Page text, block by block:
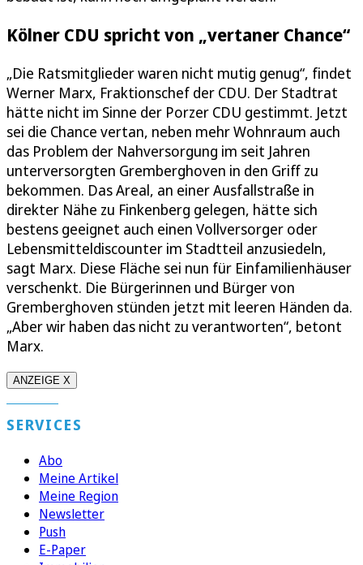
Kölner CDU spricht von „vertaner Chance“
„Die Ratsmitglieder waren nicht mutig genug“, findet
Werner Marx, Fraktionschef der CDU. Der Stadtrat
hätte nicht im Sinne der Porzer CDU gestimmt. Jetzt
sei die Chance vertan, neben mehr Wohnraum auch
das Problem der Nahversorgung im seit Jahren
unterversorgten Gremberghoven in den Griff zu
bekommen. Das Areal, an einer Ausfallstraße in
direkter Nähe zu Finkenberg gelegen, hätte sich
bestens geeignet auch einen Vollversorger oder
Lebensmitteldiscounter im Stadtteil anzusiedeln,
sagt Marx. Diese Fläche sei nun für Einfamilienhäuser
verschenkt. Die Bürgerinnen und Bürger von
Gremberghoven stünden jetzt mit leeren Händen da.
„Aber wir haben das nicht zu verantworten“, betont
Marx.
ANZEIGE X
SERVICES
Abo
Meine Artikel
Meine Region
Newsletter
Push
E-Paper